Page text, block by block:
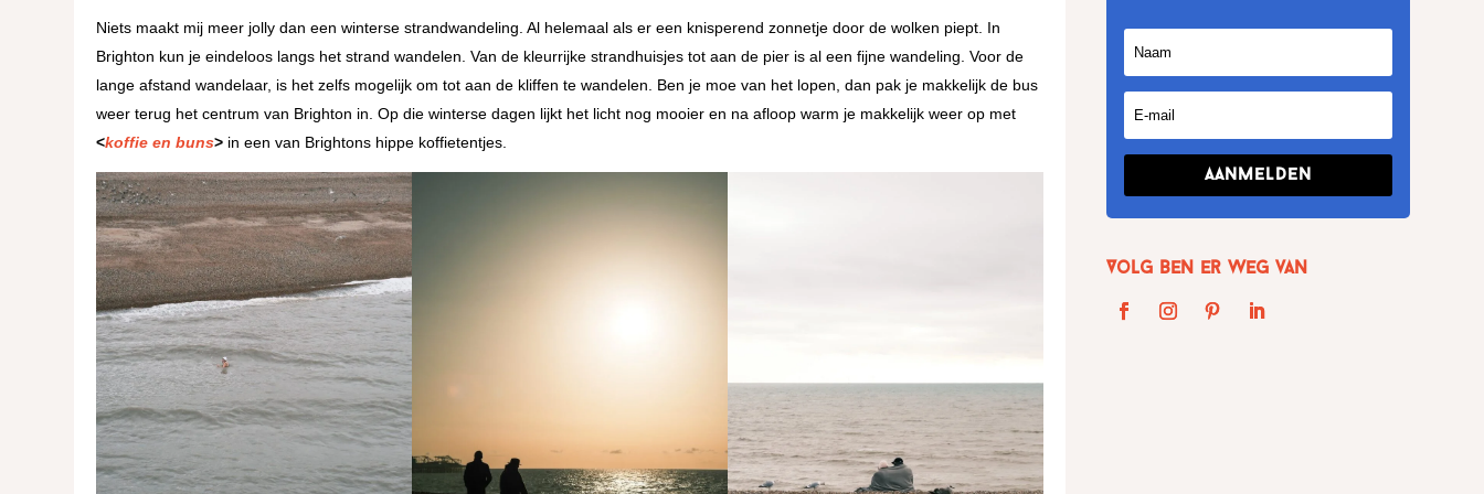
Niets maakt mij meer jolly dan een winterse strandwandeling. Al helemaal als er een knisperend zonnetje door de wolken piept. In
Brighton kun je eindeloos langs het strand wandelen. Van de kleurrijke strandhuisjes tot aan de pier is al een fijne wandeling. Voor de
lange afstand wandelaar, is het zelfs mogelijk om tot aan de kliffen te wandelen. Ben je moe van het lopen, dan pak je makkelijk de bus
weer terug het centrum van Brighton in. Op die winterse dagen lijkt het licht nog mooier en na afloop warm je makkelijk weer op met
<koffie en buns> in een van Brightons hippe koffietentjes.
Aanmelden
Volg Ben er weg van